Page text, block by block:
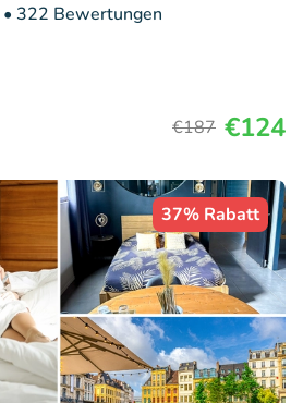
• 322 Bewertungen
€187 €124
37% Rabatt